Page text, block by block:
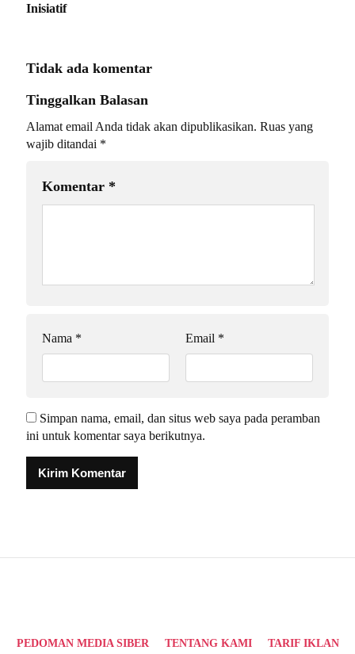
Inisiatif
Tidak ada komentar
Tinggalkan Balasan
Alamat email Anda tidak akan dipublikasikan. Ruas yang
wajib ditandai *
Komentar *
Nama * Email *
Simpan nama, email, dan situs web saya pada peramban
ini untuk komentar saya berikutnya.
PEDOMAN MEDIA SIBER TENTANG KAMI TARIF IKLAN